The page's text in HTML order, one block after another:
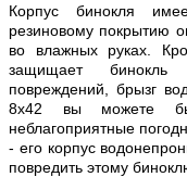
Корпус бинокля
резиновому покрытию
во влажных руках.
защищает бинокль
повреждений, брызг
8x42 вы можете
неблагоприятные
- его корпус
повредить этому